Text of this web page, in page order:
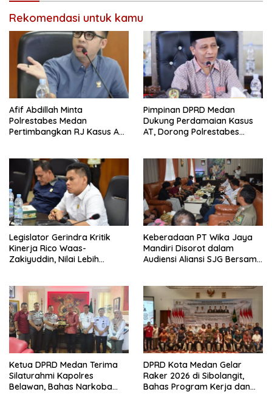
Rekomendasi untuk kamu
Afif Abdillah Minta
Polrestabes Medan
Pertimbangkan RJ Kasus AT
Pimpinan DPRD Medan
Dukung Perdamaian Kasus
AT, Dorong Polrestabes
Legislator Gerindra Kritik
Kinerja Rico Waas-
Zakiyuddin, Nilai Lebih
Keluhan Warga
Keberadaan PT Wika Jaya
Mandiri Disorot dalam
Audiensi Aliansi SJG Bersama
Ketua DPRD Medan Terima
Silaturahmi Kapolres
Belawan, Bahas Narkoba
DPRD Kota Medan Gelar
Raker 2026 di Sibolangit,
Bahas Program Kerja dan